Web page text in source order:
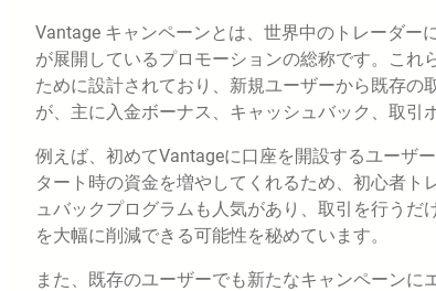
Vantage キャンペーンとは、世界中のトレーダー
が展開しているプロモーションの総称です。こ
ために設計されており、新規ユーザーから既存
が、主に入金ボーナス、キャッシュバック、取引
例えば、初めてVantageに口座を開設するユーザ
タート時の資金を増やしてくれるため、初心者
ュバックプログラムも人気があり、取引を行う
を大幅に削減できる可能性を秘めています。
また、既存のユーザーでも新たなキャンペーン